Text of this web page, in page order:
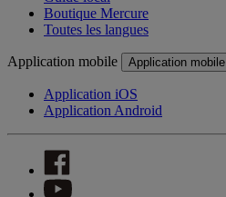
Boutique Mercure
Toutes les langues
Application mobile Application mobile
Application iOS
Application Android